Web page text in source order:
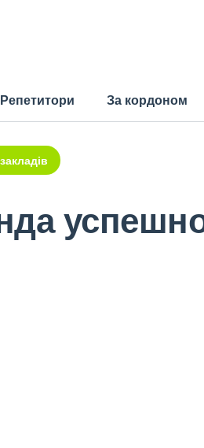
Репетитори За кордоном